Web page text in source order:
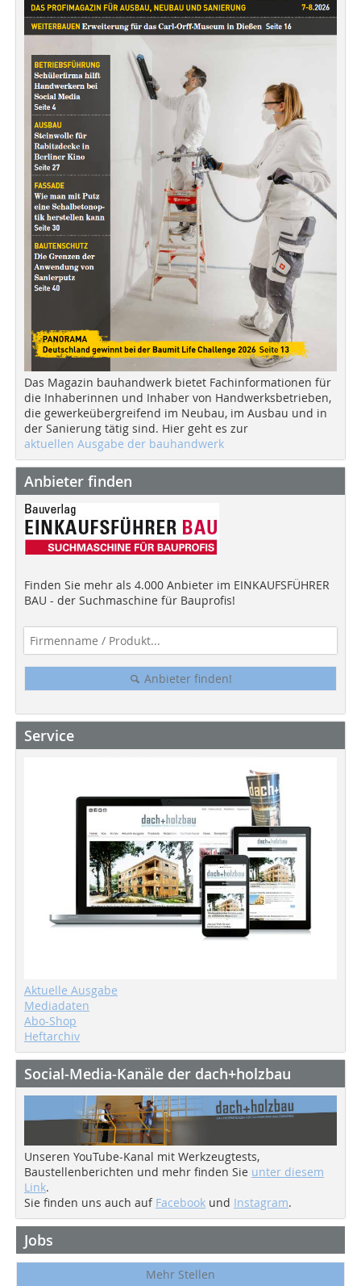
Das Magazin bauhandwerk bietet Fachinformationen für
die Inhaberinnen und Inhaber von Handwerksbetrieben,
die gewerkeübergreifend im Neubau, im Ausbau und in
der Sanierung tätig sind. Hier geht es zur
aktuellen Ausgabe der bauhandwerk
Anbieter finden
Finden Sie mehr als 4.000 Anbieter im EINKAUFSFÜHRER
BAU - der Suchmaschine für Bauprofis!
Anbieter finden!
Service
Aktuelle Ausgabe
Mediadaten
Abo-Shop
Heftarchiv
Social-Media-Kanäle der dach+holzbau
Unseren YouTube-Kanal mit Werkzeugtests,
Baustellenberichten und mehr finden Sie unter diesem
Link.
Sie finden uns auch auf Facebook und Instagram.
Jobs
Mehr Stellen